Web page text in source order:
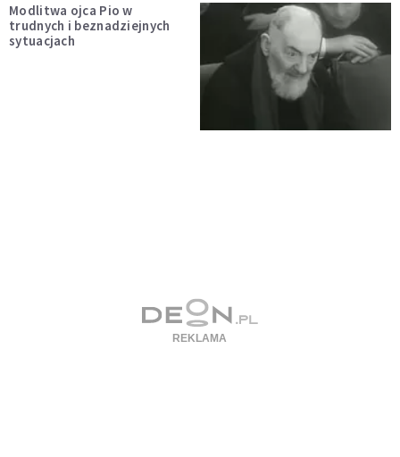
Modlitwa ojca Pio w
trudnych i beznadziejnych
sytuacjach